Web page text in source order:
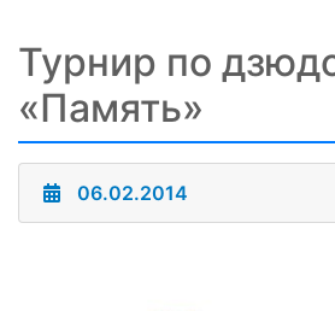
Турнир по
«Память»
06.02.2014